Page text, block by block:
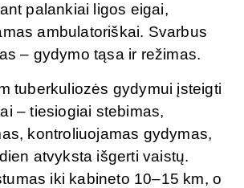
palankiai ligos eigai,
ambulatoriškai. Svarbus
– gydymo tąsa ir režimas.
tuberkuliozės gydymui įsteigti
– tiesiogiai stebimas,
kontroliuojamas gydymas,
atvyksta išgerti vaistų.
iki kabineto 10–15 km, o